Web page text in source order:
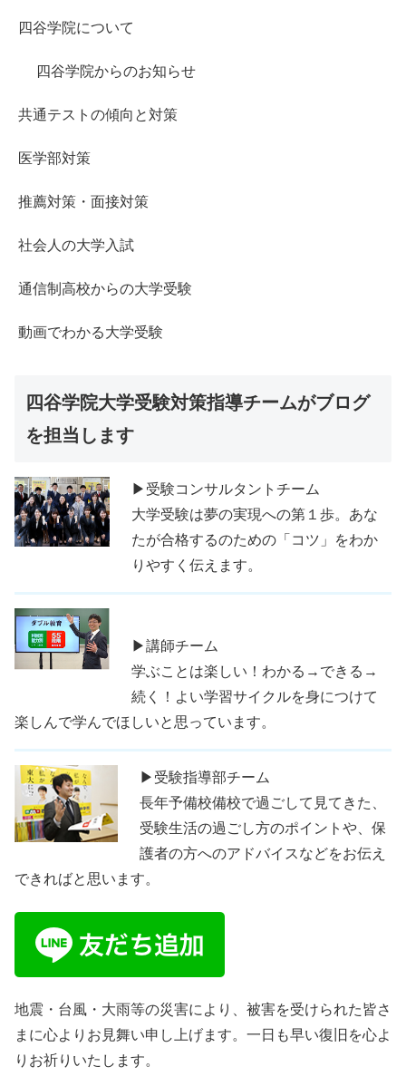
四谷学院について
四谷学院からのお知らせ
共通テストの傾向と対策
医学部対策
推薦対策・面接対策
社会人の大学入試
通信制高校からの大学受験
動画でわかる大学受験
四谷学院大学受験対策指導チームがブログ
を担当します
▶受験コンサルタントチーム
大学受験は夢の実現への第１歩。あな
たが合格するのための「コツ」をわか
りやすく伝えます。
▶講師チーム
学ぶことは楽しい！わかる→できる→
続く！よい学習サイクルを身につけて
楽しんで学んでほしいと思っています。
▶受験指導部チーム
長年予備校備校で過ごして見てきた、
受験生活の過ごし方のポイントや、保
護者の方へのアドバイスなどをお伝え
できればと思います。
地震・台風・大雨等の災害により、被害を受けられた皆さ
まに心よりお見舞い申し上げます。一日も早い復旧を心よ
りお祈りいたします。